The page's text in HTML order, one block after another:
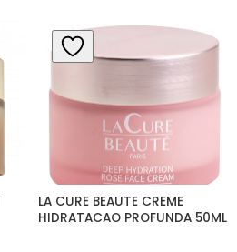
LA CURE BEAUTE CREME
HIDRATACAO PROFUNDA 50ML